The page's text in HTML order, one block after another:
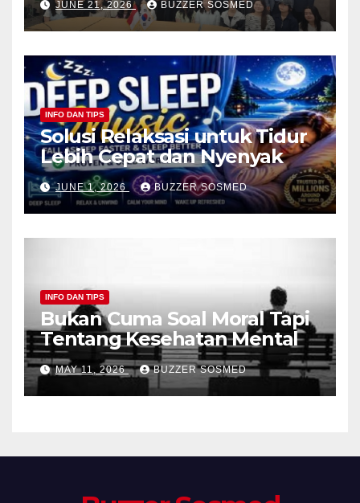
JUNE 21, 2026 BUZZER SOSMED
INFO DAN TIPS
Solusi Relaksasi untuk Tidur
Lebih Cepat dan Nyenyak
JUNE 1, 2026 BUZZER SOSMED
INFO DAN TIPS
Bukan Cuma Soal Moral Tapi
Tentang Kesehatan Mental
MAY 11, 2026 BUZZER SOSMED